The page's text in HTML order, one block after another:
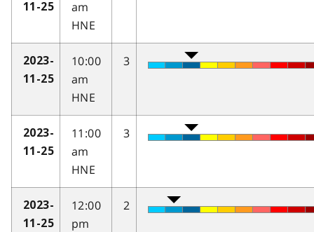
11-25
am
HNE
2023-
11-25
10:00
am
HNE
3
2023-
11-25
11:00
am
HNE
3
2023-
11-25
12:00
pm
2